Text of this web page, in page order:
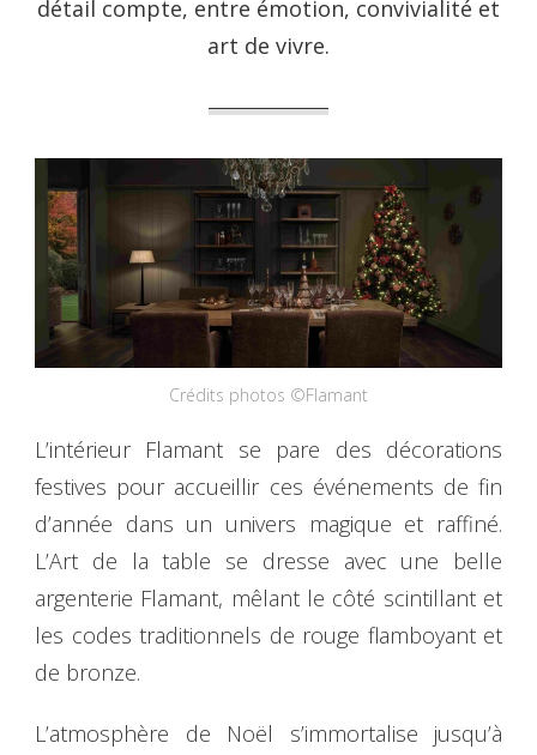
détail compte, entre émotion, convivialité et
art de vivre.
Crédits photos ©Flamant
L’intérieur Flamant se pare des décorations
festives pour accueillir ces événements de fin
d’année dans un univers magique et raffiné.
L’Art de la table se dresse avec une belle
argenterie Flamant, mêlant le côté scintillant et
les codes traditionnels de rouge flamboyant et
de bronze.
L’atmosphère de Noël s’immortalise jusqu’à